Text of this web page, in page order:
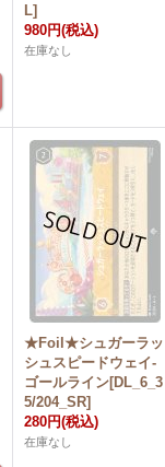
L]
980円(税込)
在庫なし
★Foil★シュガーラッ
シュスピードウェイ-
ゴールライン[DL_6_3
5/204_SR]
280円(税込)
在庫なし